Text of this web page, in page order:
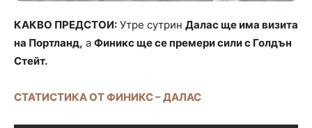
КАКВО ПРЕДСТОИ: Утре сутрин Далас ще има визита
на Портланд, а Финикс ще се премери сили с Голдън
Стейт.
СТАТИСТИКА ОТ ФИНИКС – ДАЛАС